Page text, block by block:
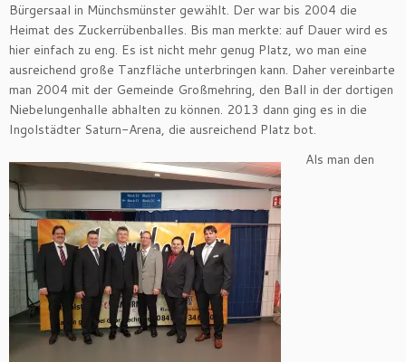
Bürgersaal in Münchsmünster gewählt. Der war bis 2004 die
Heimat des Zuckerrübenballes. Bis man merkte: auf Dauer wird es
hier einfach zu eng. Es ist nicht mehr genug Platz, wo man eine
ausreichend große Tanzfläche unterbringen kann. Daher vereinbarte
man 2004 mit der Gemeinde Großmehring, den Ball in der dortigen
Niebelungenhalle abhalten zu können. 2013 dann ging es in die
Ingolstädter Saturn-Arena, die ausreichend Platz bot.
Als man den